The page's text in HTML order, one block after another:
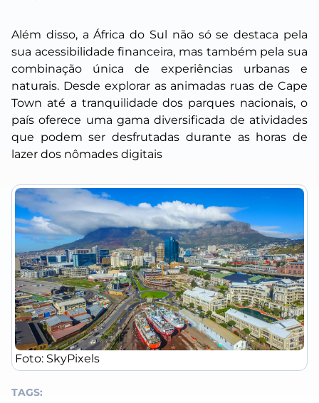
Além disso, a África do Sul não só se destaca pela
sua acessibilidade financeira, mas também pela sua
combinação única de experiências urbanas e
naturais. Desde explorar as animadas ruas de Cape
Town até a tranquilidade dos parques nacionais, o
país oferece uma gama diversificada de atividades
que podem ser desfrutadas durante as horas de
lazer dos nômades digitais
Foto: SkyPixels
TAGS: